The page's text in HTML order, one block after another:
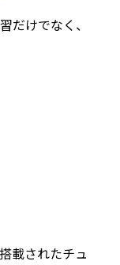
だけでなく、
載されたチュ